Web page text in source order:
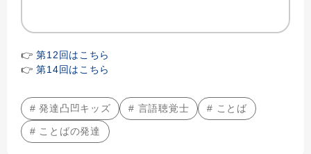
👉第12回はこちら
👉第14回はこちら
# 発達凸凹キッズ # 言語聴覚士 # ことば
# ことばの発達